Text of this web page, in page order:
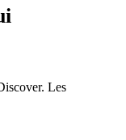
Les